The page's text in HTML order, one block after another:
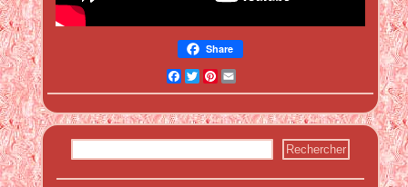
Share
Facebook
Twitter
Pinterest
Email